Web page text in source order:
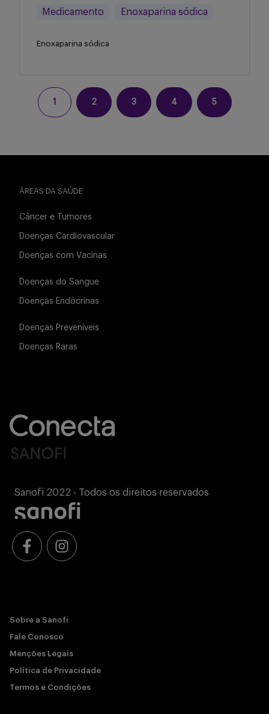
Medicamento Enoxaparina sódica
Enoxaparina sódica
1 2 3 4 5
ÁREAS DA SAÚDE
Câncer e Tumores
Doenças Cardiovascular
Doenças com Vacinas
Doenças do Sangue
Doenças Endócrinas
Doenças Preveníveis
Doenças Raras
Sanofi 2022 - Todos os direitos reservados
Sobre a Sanofi
Fale Conosco
Menções Legais
Política de Privacidade
Termos e Condições